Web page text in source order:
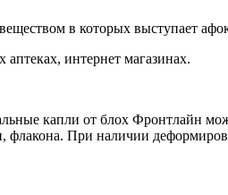
в которых выступает
интернет магазинах.
капли от блох Фронтлайн
При наличии